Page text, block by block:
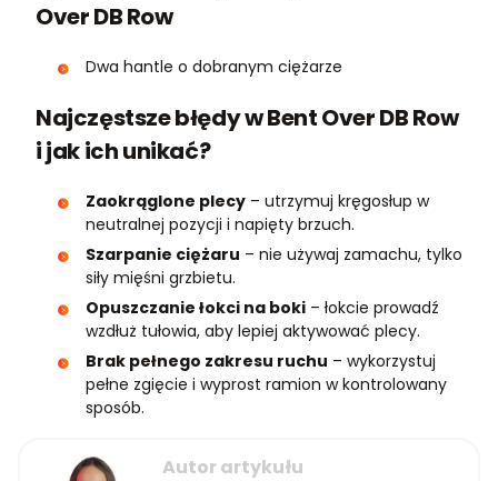
Over DB Row
Dwa hantle o dobranym ciężarze
Najczęstsze błędy w Bent Over DB Row
i jak ich unikać?
Zaokrąglone plecy – utrzymuj kręgosłup w
neutralnej pozycji i napięty brzuch.
Szarpanie ciężaru – nie używaj zamachu, tylko
siły mięśni grzbietu.
Opuszczanie łokci na boki – łokcie prowadź
wzdłuż tułowia, aby lepiej aktywować plecy.
Brak pełnego zakresu ruchu – wykorzystuj
pełne zgięcie i wyprost ramion w kontrolowany
sposób.
Autor artykułu